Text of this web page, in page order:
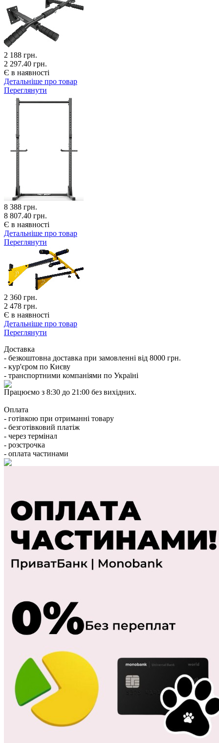
2 188 грн.
2 297.40 грн.
Є в наявності
Детальніше про товар
Переглянути
8 388 грн.
8 807.40 грн.
Є в наявності
Детальніше про товар
Переглянути
2 360 грн.
2 478 грн.
Є в наявності
Детальніше про товар
Переглянути
Доставка
- безкоштовна доставка при замовленні від 8000 грн.
- кур'єром по Києву
- транспортними компаніями по Україні
Працюємо з 8:30 до 21:00 без вихідних.
Оплата
- готівкою при отриманні товару
- безготівковий платіж
- через термінал
- розстрочка
- оплата частинами